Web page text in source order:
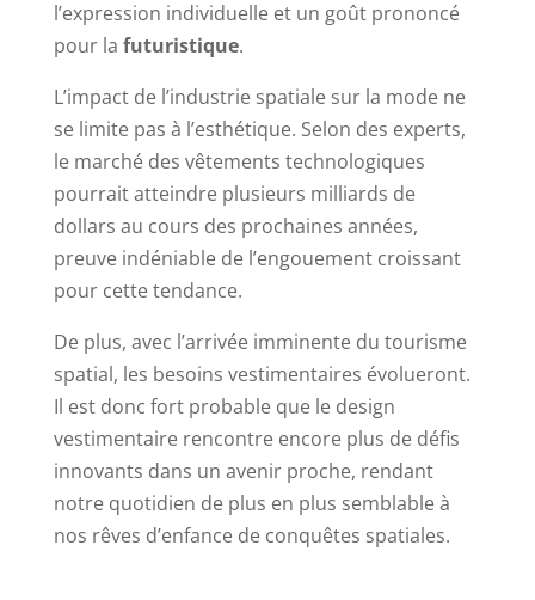
l’expression individuelle et un goût prononcé
pour la futuristique.
L’impact de l’industrie spatiale sur la mode ne
se limite pas à l’esthétique. Selon des experts,
le marché des vêtements technologiques
pourrait atteindre plusieurs milliards de
dollars au cours des prochaines années,
preuve indéniable de l’engouement croissant
pour cette tendance.
De plus, avec l’arrivée imminente du tourisme
spatial, les besoins vestimentaires évolueront.
Il est donc fort probable que le design
vestimentaire rencontre encore plus de défis
innovants dans un avenir proche, rendant
notre quotidien de plus en plus semblable à
nos rêves d’enfance de conquêtes spatiales.